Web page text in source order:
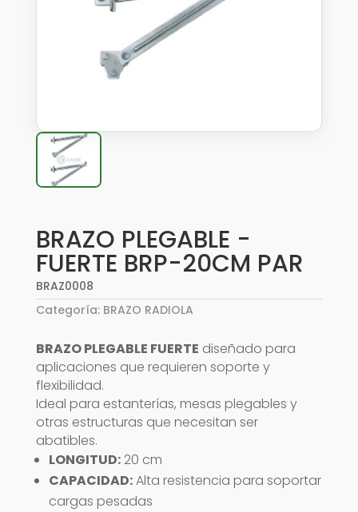
BRAZO PLEGABLE -
FUERTE BRP-20CM PAR
BRAZ0008
Categoría: BRAZO RADIOLA
BRAZO PLEGABLE FUERTE diseñado para
aplicaciones que requieren soporte y
flexibilidad.
Ideal para estanterías, mesas plegables y
otras estructuras que necesitan ser
abatibles.
LONGITUD:20 cm
CAPACIDAD:Alta resistencia para soportar
cargas pesadas